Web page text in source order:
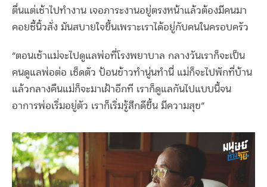
ตื่นแต่เช้าไปทำงาน เจอภาระงานอยู่ตรงหน้าแล้วต้องมีคนมา
คอยชี้นิ้วสั่ง มันสบายใจขึ้นเพราะเราได้อยู่กับคนในครอบครัว
“ตอนเช้าแม่จะไปดูแลพ่อที่โรงพยาบาล กลางวันเราก็จะเป็น
คนดูแลพ่อต่อ เช็ดตัว ป้อนข้าวทำนู่นทำนี่ แม่ก็จะไปพักที่บ้าน
แล้วกลางคืนแม่ก็จะมาเฝ้าอีกที เราก็ดูแลกันไปแบบนี้จน
อาการพ่อเริ่มอยู่ตัว เราก็เริ่มรู้สึกดีขึ้น มีความสุข”